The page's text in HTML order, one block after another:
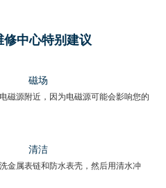
修中心特别建议
磁场
磁源附近，因为电磁源可能会影响您的
清洁
金属表链和防水表壳，然后用清水冲